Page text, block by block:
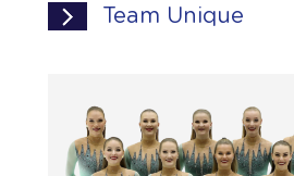
Team Unique